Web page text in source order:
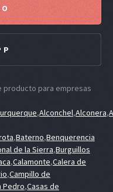
para empresas
,Alconchel,Alconera,
,Baterno,Benquerencia
de la Sierra,Burguillos
,Calamonte,Calera de
,Campillo de
Pedro,Casas de